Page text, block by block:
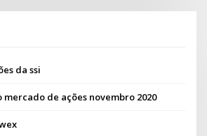
da ssi
mercado de ações novembro 2020